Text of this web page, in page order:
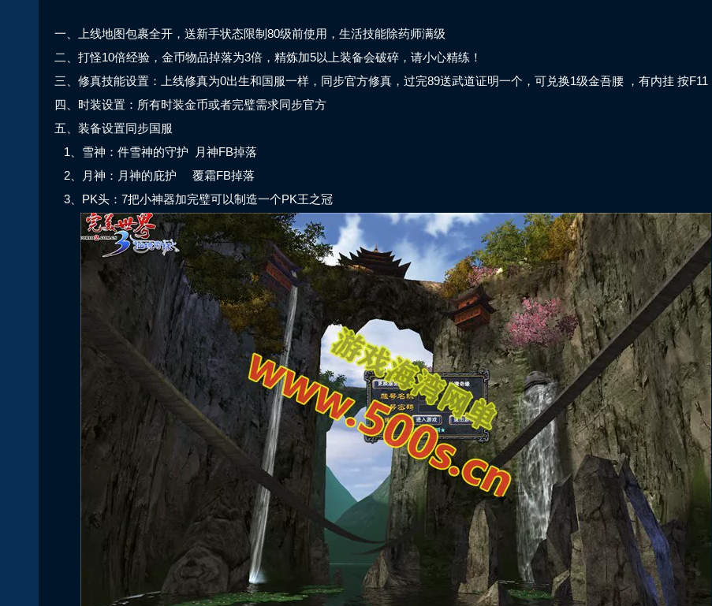
一、上线地图包裹全开，送新手状态限制80级前使用，生活技能除药师满级
二、打怪10倍经验，金币物品掉落为3倍，精炼加5以上装备会破碎，请小心精练！
三、修真技能设置：
上线修真为0出生和国服一样，同步官方修真，过完89送武道证明一个，可兑换1级金吾腰 ，有内挂 按F11
四、时装设置： 所有时装金币或者完璧需求同步官方
五、装备设置同步国服
1、雪神：件雪神的守护 月神FB掉落
2、月神：月神的庇护 覆霜FB掉落
3、PK头：7把小神器加完璧可以制造一个PK王之冠